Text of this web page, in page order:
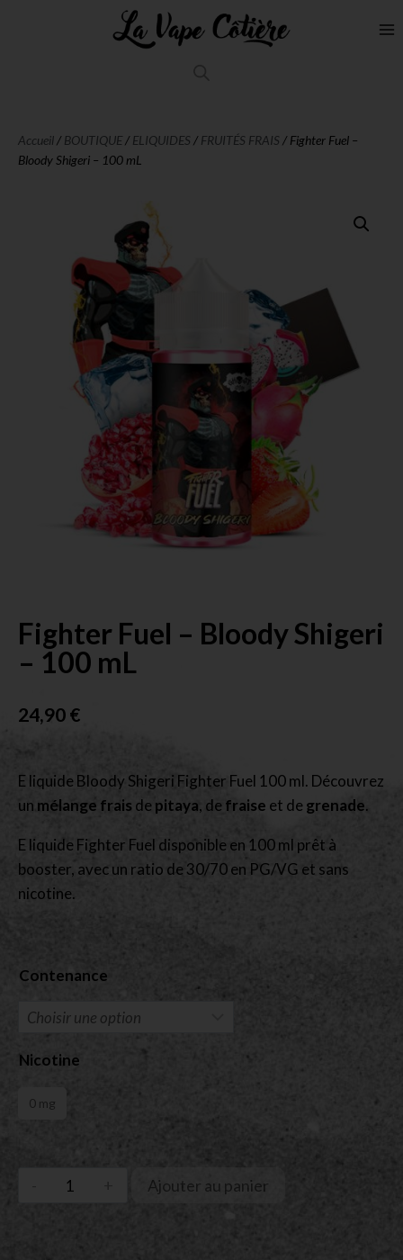
Accueil/ BOUTIQUE/ ELIQUIDES / FRUITÉS FRAIS / Fighter Fuel –
Bloody Shigeri – 100 mL
Fighter Fuel – Bloody Shigeri
– 100 mL
24,90€
E liquide Bloody Shigeri Fighter Fuel 100 ml. Découvrez
un mélange frais de pitaya, de fraise et degrenade.
E liquide Fighter Fuel disponible en 100 ml prêt à
booster, avec un ratio de 30/70 en PG/VG et sans
nicotine.
Contenance
Nicotine
0 mg
Ajouter au panier